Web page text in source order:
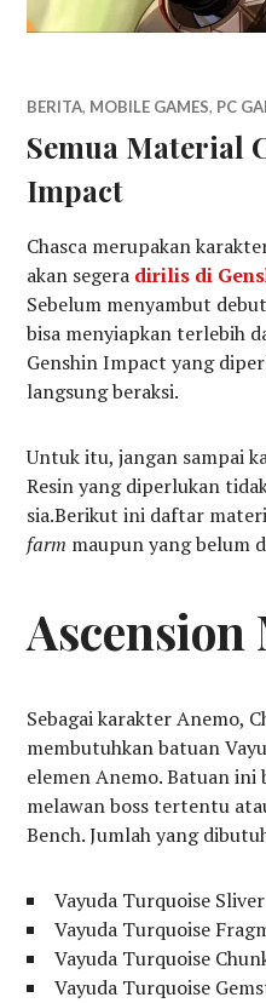
BERITA, MOBILE GAMES, PC
Semua Material
Impact
Chasca merupakan
akan segera dirilis di
Sebelum menyambut
bisa menyiapkan terlebih
Genshin Impact yang
langsung beraksi.
Untuk itu, jangan sampai
Resin yang diperlukan
sia.Berikut ini daftar
farm maupun yang belum
Sebagai karakter Anemo,
membutuhkan batuan
elemen Anemo. Batuan ini
melawan boss tertentu
Bench. Jumlah yang
Vayuda Turquoise
Vayuda Turquoise
Vayuda Turquoise
Vayuda Turquoise